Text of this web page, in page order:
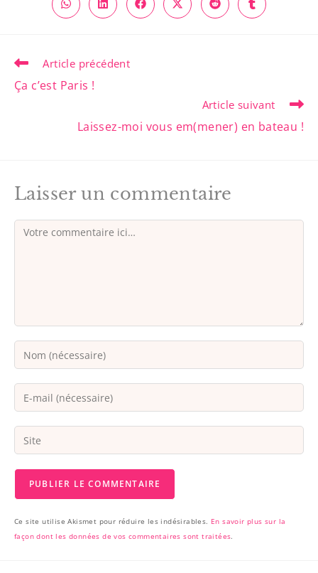
Article précédent
Ça c’est Paris !
Article suivant
Laissez-moi vous em(mener) en bateau !
Laisser un commentaire
Ce site utilise Akismet pour réduire les indésirables. En savoir plus sur la
façon dont les données de vos commentaires sont traitées.